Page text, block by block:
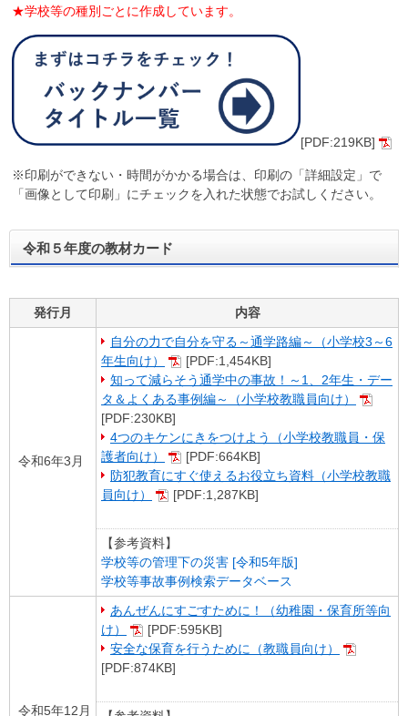
★学校等の種別ごとに作成しています。
[PDF:219KB]
※印刷ができない・時間がかかる場合は、印刷の「詳細設定」で
「画像として印刷」にチェックを入れた状態でお試しください。
令和５年度の教材カード
発行月 内容
令和6年3月
自分の力で自分を守る～通学路編～（小学校3～6
年生向け）
[PDF:1,454KB]
知って減らそう通学中の事故！～1、2年生・デー
タ＆よくある事例編～（小学校教職員向け）
[PDF:230KB]
4つのキケンにきをつけよう（小学校教職員・保
護者向け）
[PDF:664KB]
防犯教育にすぐ使えるお役立ち資料（小学校教職
員向け）
[PDF:1,287KB]
【参考資料】
学校等の管理下の災害 [令和5年版]
学校等事故事例検索データベース
令和5年12月
あんぜんにすごすために！（幼稚園・保育所等向
け）
[PDF:595KB]
安全な保育を行うために（教職員向け）
[PDF:874KB]